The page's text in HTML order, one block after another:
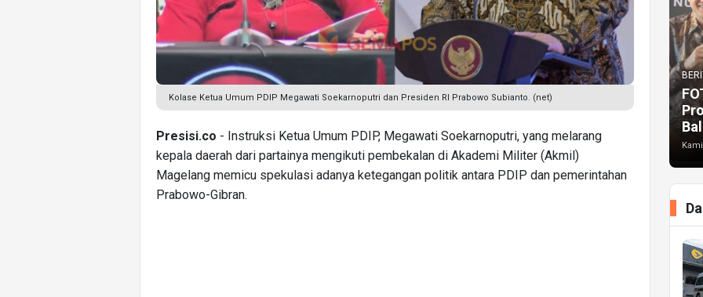
Kolase Ketua Umum PDIP Megawati Soekarnoputri dan Presiden RI Prabowo Subianto. (net)
Presisi.co - Instruksi Ketua Umum PDIP, Megawati Soekarnoputri, yang melarang
kepala daerah dari partainya mengikuti pembekalan di Akademi Militer (Akmil)
Magelang memicu spekulasi adanya ketegangan politik antara PDIP dan pemerintahan
Prabowo-Gibran.